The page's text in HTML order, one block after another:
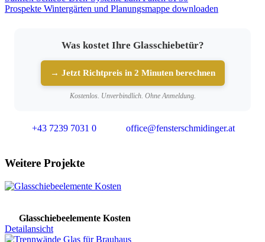
Prospekte Wintergärten und Planungsmappe downloaden
Was kostet Ihre Glasschiebetür?
→ Jetzt Richtpreis in 2 Minuten berechnen
Kostenlos. Unverbindlich. Ohne Anmeldung.
+43 7239 7031 0 office@fensterschmidinger.at
Weitere Projekte
Glasschiebeelemente Kosten
Detailansicht